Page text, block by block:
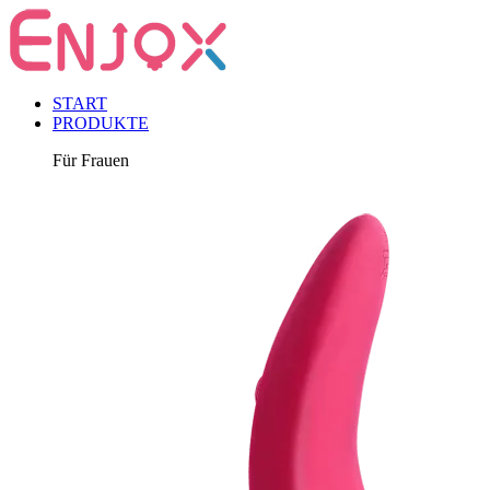
START
PRODUKTE
Für Frauen